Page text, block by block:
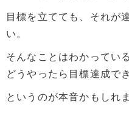
目標を立てても、それが
い。
そんなことはわかってい
どうやったら目標達成で
というのが本音かもしれ